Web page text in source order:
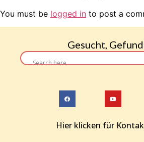
You must be logged in to post a
Gesucht,
Hier klicken für